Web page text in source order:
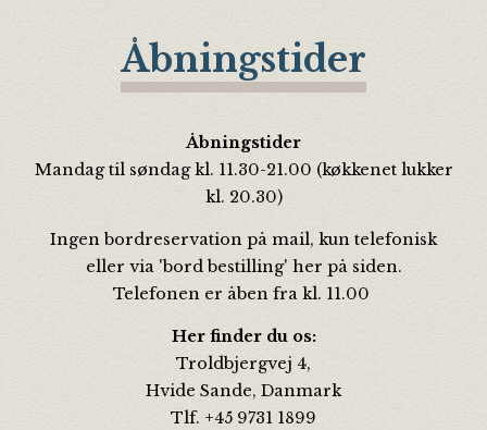
Åbningstider
Åbningstider
Mandag til søndag kl. 11.30-21.00 (køkkenet lukker
kl. 20.30)
Ingen bordreservation på mail, kun telefonisk
eller via 'bord bestilling' her på siden.
Telefonen er åben fra kl. 11.00
Her finder du os:
Troldbjergvej 4,
Hvide Sande, Danmark
Tlf. +45 9731 1899